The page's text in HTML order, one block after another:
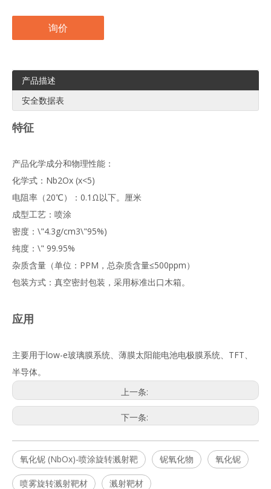
询价
产品描述
安全数据表
特征
产品化学成分和物理性能：
化学式：Nb2Ox (x<5)
电阻率（20℃）：0.1Ω以下。厘米
成型工艺：喷涂
密度：\"4.3g/cm3\"95%)
纯度：\" 99.95%
杂质含量（单位：PPM，总杂质含量≤500ppm）
包装方式：真空密封包装，采用标准出口木箱。
应用
主要用于low-e玻璃膜系统、薄膜太阳能电池电极膜系统、TFT、
半导体。
上一条:
下一条:
氧化铌 (NbOx)-喷涂旋转溅射靶 铌氧化物 氧化铌
喷雾旋转溅射靶材 溅射靶材